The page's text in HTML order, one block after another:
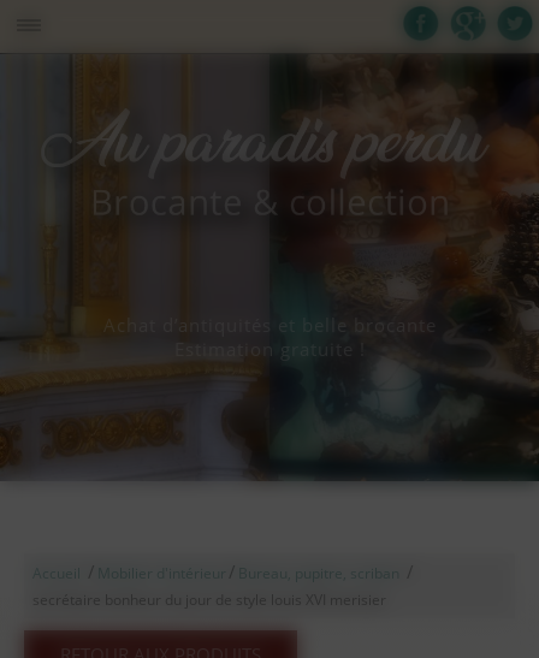
Achat d’antiquités et belle brocante
Estimation gratuite !
/ Mobilier d'intérieur / Bureau, pupitre, scriban